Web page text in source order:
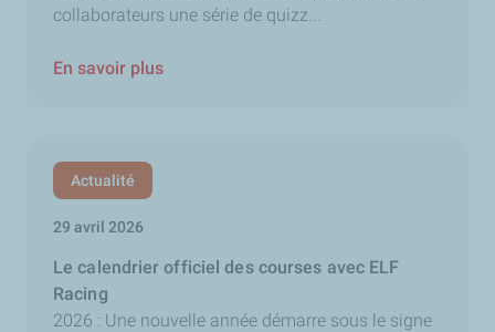
collaborateurs une série de quizz...
En savoir plus
Actualité
29 avril 2026
Le calendrier officiel des courses avec ELF
Racing
2026 : Une nouvelle année démarre sous le signe